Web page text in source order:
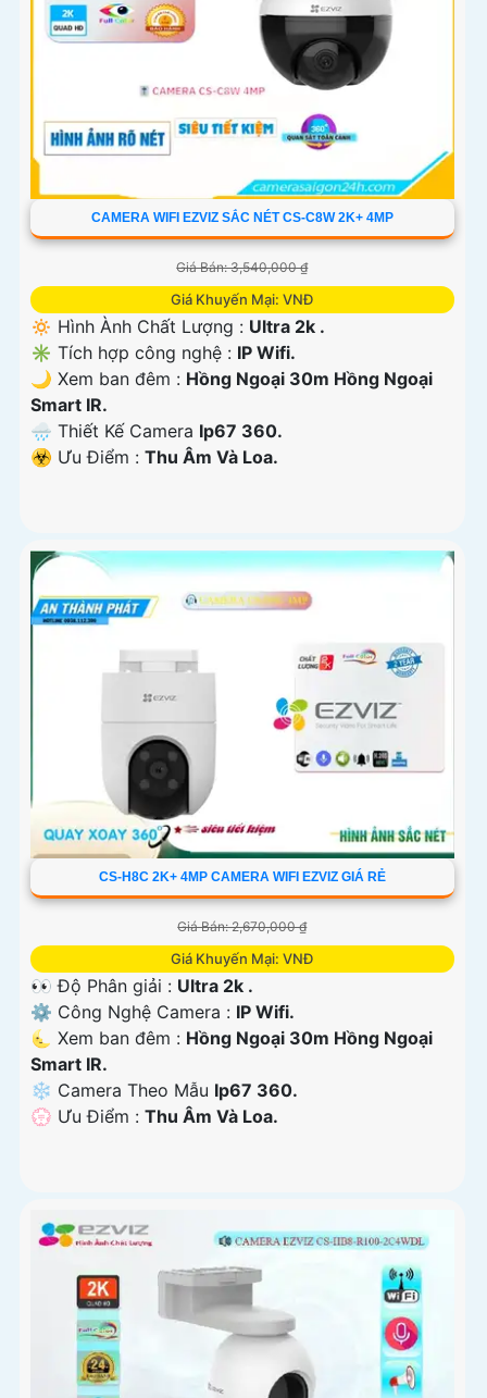
CAMERA WIFI EZVIZ SẮC NÉT CS-C8W 2K+ 4MP
Giá Bán: 3,540,000 ₫
Giá Khuyến Mại: VNĐ
🔅 Hình Ành Chất Lượng : Ultra 2k .
✳️ Tích hợp công nghệ : IP Wifi.
🌙 Xem ban đêm : Hồng Ngoại 30m Hồng Ngoại
Smart IR.
🌧️ Thiết Kế Camera Ip67 360.
️☣️ Ưu Điểm : Thu Âm Và Loa.
CS-H8C 2K+ 4MP CAMERA WIFI EZVIZ GIÁ RẺ
Giá Bán: 2,670,000 ₫
Giá Khuyến Mại: VNĐ
👀 Độ Phân giải : Ultra 2k .
⚙ Công Nghệ Camera : IP Wifi.
🌜 Xem ban đêm : Hồng Ngoại 30m Hồng Ngoại
Smart IR.
❄ Camera Theo Mẫu Ip67 360.
️💮 Ưu Điểm : Thu Âm Và Loa.